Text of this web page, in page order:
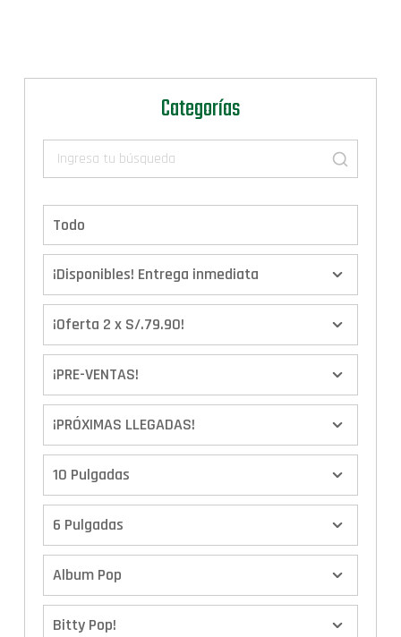
Categorías
Todo
¡Disponibles! Entrega inmediata
¡Oferta 2 x S/.79.90!
¡PRE-VENTAS!
¡PRÓXIMAS LLEGADAS!
10 Pulgadas
6 Pulgadas
Album Pop
Bitty Pop!